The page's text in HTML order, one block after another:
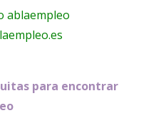
ablaempleo
para encontrar